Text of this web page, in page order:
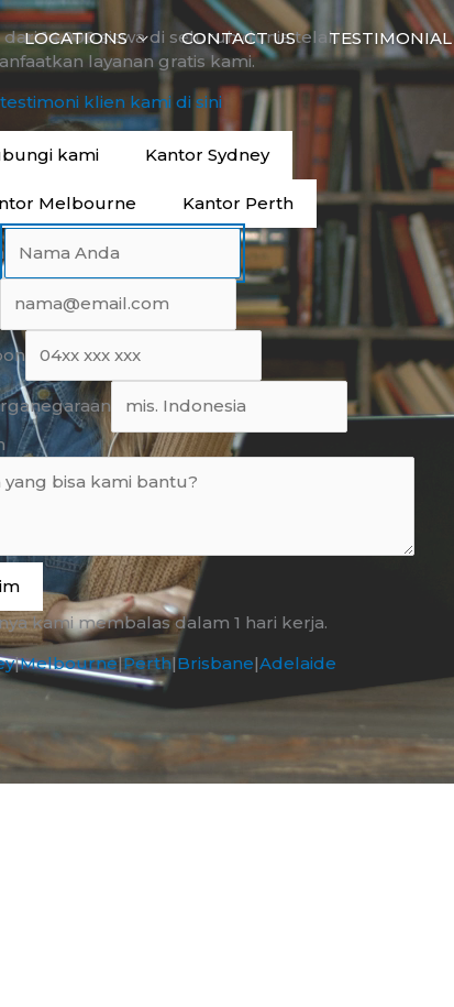
LOCATIONS CONTACT US TESTIMONIAL
dari 14.000 siswa di seluruh dunia telah
layanan gratis kami.
klien kami di sini
kami Kantor Sydney
Melbourne Kantor Perth
kami membalas dalam 1 hari kerja.
|Melbourne|Perth|Brisbane|Adelaide